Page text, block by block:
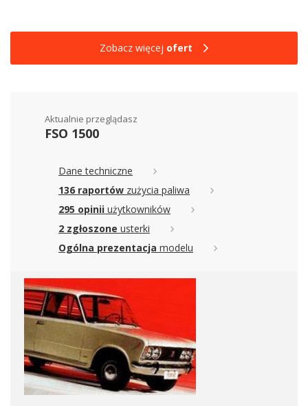
Zobacz więcej ofert
Aktualnie przeglądasz
FSO 1500
Dane techniczne
136 raportów zużycia paliwa
295 opinii użytkowników
2 zgłoszone usterki
Ogólna prezentacja modelu